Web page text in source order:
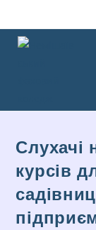
Слухачі
курсів